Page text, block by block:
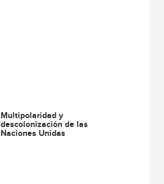
Multipolaridad y
descolonización de las
Naciones Unidas